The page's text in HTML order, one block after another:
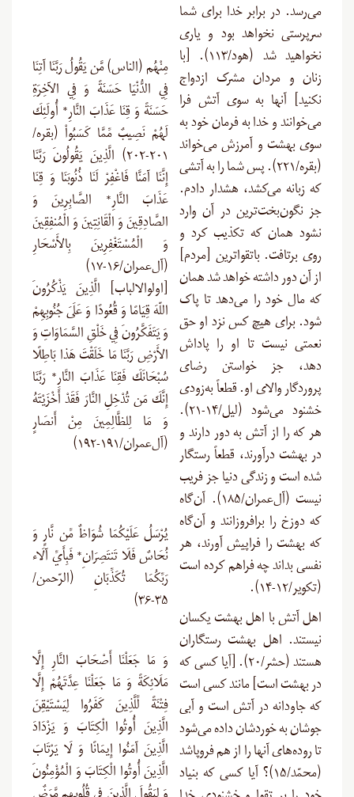
می‌رسد. در برابر خدا برای شما
سرپرستی نخواهد بود و یاری
نخواهید شد (هود/۱۱۳). [با
زنان و مردان مشرک ازدواج
نکنید] آنها به سوی آتش فرا
می‌خوانند و خدا به فرمان خود به
سوی بهشت و آمرزش می‌خواند
(بقره/۲۲۱). پس شما را به آتشی
که زبانه می‌کشد، هشدار دادم.
جز نگون‌بخت‌ترین در آن وارد
نشود همان که تکذیب کرد و
روی برتافت. باتقواترین [مردم]
از آن دور داشته خواهد شد همان
که مال خود را می‌دهد تا پاک
شود. برای هیچ کس نزد او حق
نعمتی نیست تا او را پاداش
دهد، جز خواستن رضای
پروردگار والای او. قطعاً به‌ز‌ودی
خشنود می‌شود (لیل/۱۴-۲۱).
هر که را از آتش به دور دارند و
در بهشت درآورند، قطعاً رستگار
شده است و زندگی دنیا جز فریب
نیست (آل‌عمران/۱۸۵). آن‌گاه
که دوزخ را برافروزانند و آن‌گاه
که بهشت را فراپیش آورند، هر
نفسی بداند چه فراهم کرده است
(تکویر/۱۲-۱۴).
اهل آتش با اهل بهشت یکسان
نیستند. اهل بهشت رستگاران
هستند (حشر/۲۰). [آیا کسی که
در بهشت است] مانند کسی است
که جاودانه در آتش است و آبی
جوشان به خوردشان داده می‌شود
تا روده‌های آنها را از هم فروپاشد
(محمّد/۱۵)؟ آیا کسی که بنیاد
مِنْهُم (الناس) مَّن يَقُولُ رَبَّنَا آتِنَا
فِي الدُّنْيَا حَسَنَةً وَ فِي الآخِرَةِ
حَسَنَةً وَ قِنَا عَذَابَ النَّارِ* أُولَئِكَ
لَهُمْ نَصِيبٌ مِّمَّا كَسَبُواْ (بقره/
۲۰۱-۲۰۲) الَّذِينَ يَقُولُونَ رَبَّنَا
إِنَّنَا آمَنَّا فَاغْفِرْ لَنَا ذُنُوبَنَا وَ قِنَا
عَذَابَ النَّارِ* الصَّابِرِينَ وَ
الصَّادِقِينَ وَ الْقَانِتِينَ وَ الْمُنفِقِينَ
وَ الْمُسْتَغْفِرِينَ بِالأَسْحَارِ
(آل‌عمران/۱۶-۱۷)
[اولوالالباب] الَّذِينَ يَذْكُرُونَ
اللّهَ قِيَامًا وَ قُعُودًا وَ عَلَىَ جُنُوبِهِمْ
وَ يَتَفَكَّرُونَ فِي خَلْقِ السَّمَاوَاتِ وَ
الأَرْضِ رَبَّنَا مَا خَلَقْتَ هَذا بَاطِلًا
سُبْحَانَكَ فَقِنَا عَذَابَ النَّارِ* رَبَّنَا
إِنَّكَ مَن تُدْخِلِ النَّارَ فَقَدْ أَخْزَيْتَهُ
وَ مَا لِلظَّالِمِينَ مِنْ أَنصَارٍ
(آل‌عمران/۱۹۱-۱۹۲)
يُرْسَلُ عَلَيْكُمَا شُوَاظٌ مِّن نَّارٍ وَ
نُحَاسٌ فَلَا تَنتَصِرَانِ* فَبِأَيِّ آلَاء
رَبِّكُمَا تُكَذِّبَانِ (الرّحمن/
۳۵-۳۶)
وَ مَا جَعَلْنَا أَصْحَابَ النَّارِ إِلَّا
مَلَائِكَةً وَ مَا جَعَلْنَا عِدَّتَهُمْ إِلَّا
فِتْنَةً لِّلَّذِينَ كَفَرُوا لِيَسْتَيْقِنَ
الَّذِينَ أُوتُوا الْكِتَابَ وَ يَزْدَادَ
الَّذِينَ آمَنُوا إِيمَانًا وَ لَا يَرْتَابَ
الَّذِينَ أُوتُوا الْكِتَابَ وَ الْمُؤْمِنُونَ